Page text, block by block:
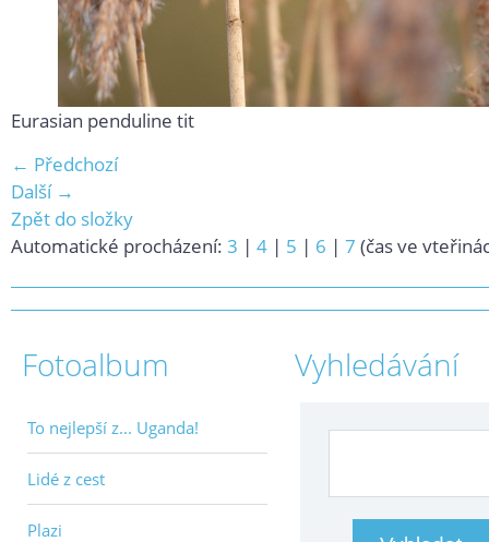
Eurasian penduline tit
← Předchozí
Další →
Zpět do složky
Automatické procházení: 3 | 4 | 5 | 6 | 7 (čas ve
Fotoalbum
To nejlepší z... Uganda!
Lidé z cest
Plazi
Vyhledávání